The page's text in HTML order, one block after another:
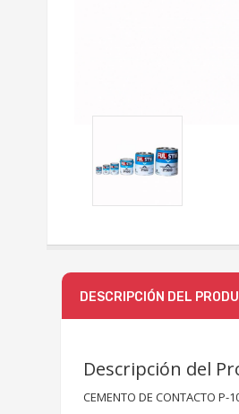
DESCRIPCIÓN DEL
Descripción del
CEMENTO DE CONTACTO P-